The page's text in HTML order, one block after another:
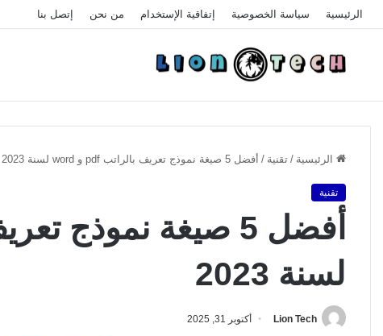
الرئيسية سياسة الخصوصية إتفاقية الإستخدام من نحن إتصل بنا
الرئيسية / تقنية / أفضل 5 صيغة نموذج تعريف بالراتب pdf و word لسنة 2023
تقنية
لسنة 2023
Lion Tech أكتوبر 31, 2025